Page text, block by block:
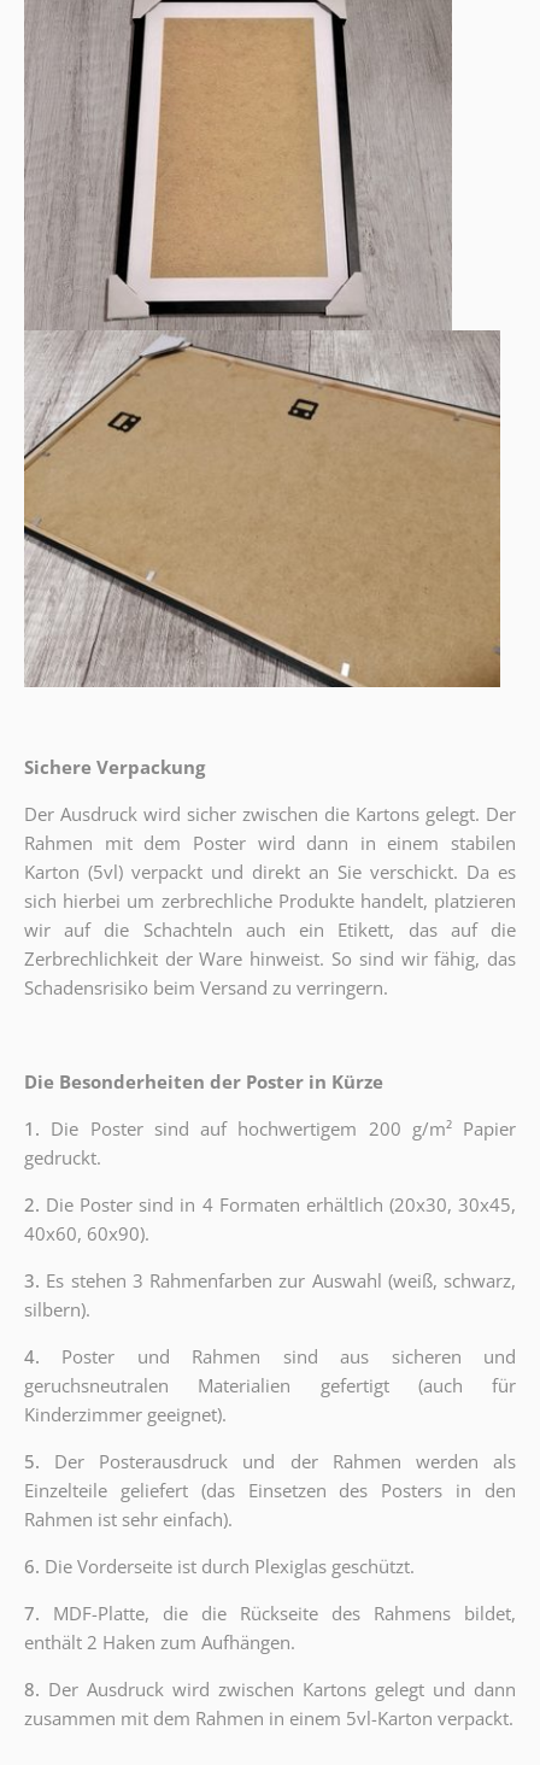
Sichere Verpackung
Der Ausdruck wird sicher zwischen die Kartons gelegt. Der
Rahmen mit dem Poster wird dann in einem stabilen
Karton (5vl) verpackt und direkt an Sie verschickt. Da es
sich hierbei um zerbrechliche Produkte handelt, platzieren
wir auf die Schachteln auch ein Etikett, das auf die
Zerbrechlichkeit der Ware hinweist. So sind wir fähig, das
Schadensrisiko beim Versand zu verringern.
Die Besonderheiten der Poster in Kürze
1. Die Poster sind auf hochwertigem 200 g/m² Papier
gedruckt.
2. Die Poster sind in 4 Formaten erhältlich (20x30, 30x45,
40x60, 60x90).
3. Es stehen 3 Rahmenfarben zur Auswahl (weiß, schwarz,
silbern).
4. Poster und Rahmen sind aus sicheren und
geruchsneutralen Materialien gefertigt (auch für
Kinderzimmer geeignet).
5. Der Posterausdruck und der Rahmen werden als
Einzelteile geliefert (das Einsetzen des Posters in den
Rahmen ist sehr einfach).
6. Die Vorderseite ist durch Plexiglas geschützt.
7. MDF-Platte, die die Rückseite des Rahmens bildet,
enthält 2 Haken zum Aufhängen.
8. Der Ausdruck wird zwischen Kartons gelegt und dann
zusammen mit dem Rahmen in einem 5vl-Karton verpackt.